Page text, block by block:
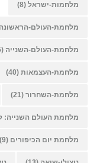
מלחמות-ישראל (8)
מלחמת-העולם-הראשונה
מלחמת-העולם-השנייה (115)
מלחמת-העצמאות (40)
מלחמת-השחרור (21)
מלחמת העולם השנייה:
מלחמת יום הכיפורים (9)